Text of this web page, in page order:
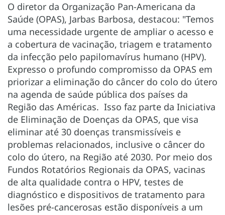
O diretor da Organização Pan-Americana da
Saúde (OPAS), Jarbas Barbosa, destacou: "Temos
uma necessidade urgente de ampliar o acesso e
a cobertura de vacinação, triagem e tratamento
da infecção pelo papilomavírus humano (HPV).
Expresso o profundo compromisso da OPAS em
priorizar a eliminação do câncer do colo do útero
na agenda de saúde pública dos países da
Região das Américas. Isso faz parte da Iniciativa
de Eliminação de Doenças da OPAS, que visa
eliminar até 30 doenças transmissíveis e
problemas relacionados, inclusive o câncer do
colo do útero, na Região até 2030. Por meio dos
Fundos Rotatórios Regionais da OPAS, vacinas
de alta qualidade contra o HPV, testes de
diagnóstico e dispositivos de tratamento para
lesões pré-cancerosas estão disponíveis a um